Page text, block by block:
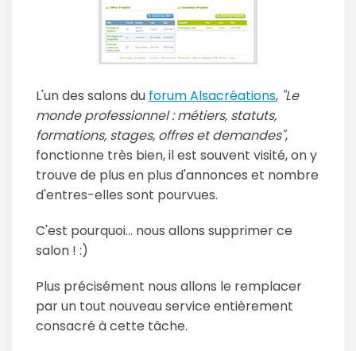
L'un des salons du forum Alsacréations, "Le
monde professionnel : métiers, statuts,
formations, stages, offres et demandes",
fonctionne très bien, il est souvent visité, on y
trouve de plus en plus d'annonces et nombre
d'entres-elles sont pourvues.
C'est pourquoi... nous allons supprimer ce
salon ! :)
Plus précisément nous allons le remplacer
par un tout nouveau service entièrement
consacré à cette tâche.